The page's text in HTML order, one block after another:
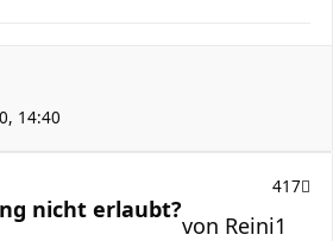
14:40
nicht erlaubt?
417
von Reini1